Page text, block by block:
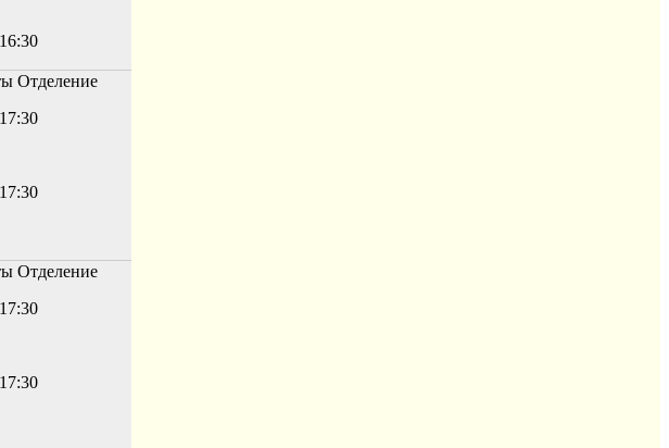
Отделение
Отделение